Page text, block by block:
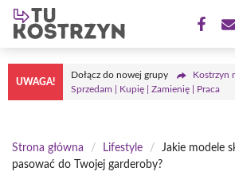
Przejdź
treści
UWAGA!
Dołącz do nowej grupy
Kostrzyn
Sprzedam | Kupię | Zamienię | Praca
Strona główna / Lifestyle /
Jakie modele
pasować do Twojej garderoby?